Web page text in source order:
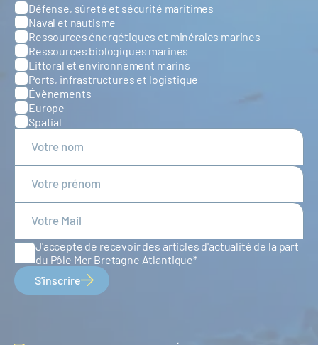
Catégories
Défense, sûreté et sécurité maritimes
Naval et nautisme
Ressources énergétiques et minérales marines
Ressources biologiques marines
Littoral et environnement marins
Ports, infrastructures et logistique
Évènements
Europe
Spatial
J'accepte de recevoir des articles d'actualité de la part
du Pôle Mer Bretagne Atlantique
S'inscrire